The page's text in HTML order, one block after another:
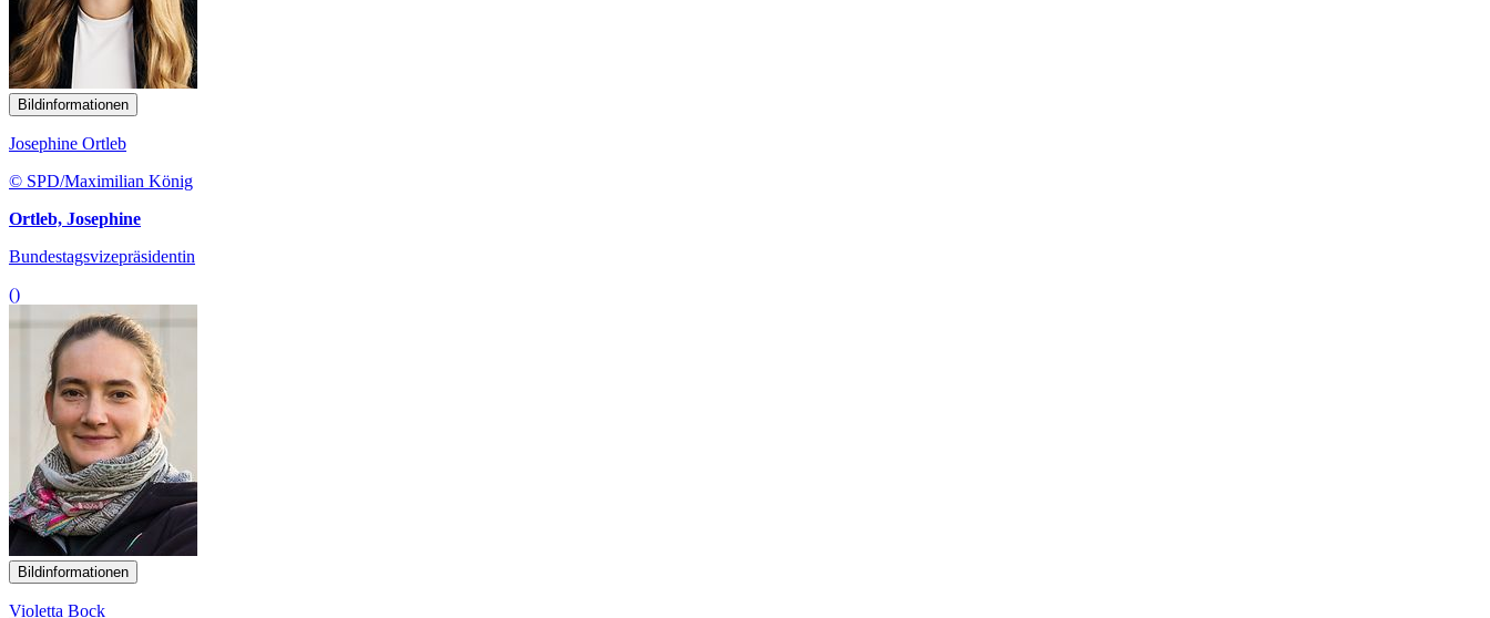
Bildinformationen
Josephine Ortleb
© SPD/Maximilian König
Ortleb, Josephine
Bundestagsvizepräsidentin
()
Bildinformationen
Violetta Bock